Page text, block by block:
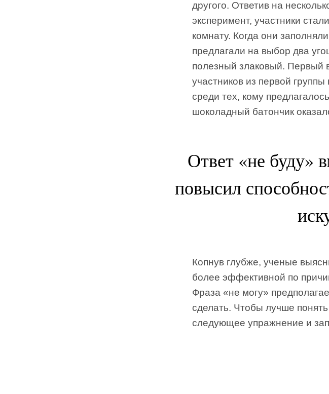
другого. Ответив на
эксперимент, участники
комнату. Когда они
предлагали на выбор два
полезный злаковый. Первый
участников из первой
среди тех, кому
шоколадный батончик
Ответ «не буду»
повысил
Копнув глубже, ученые
более эффективной по
Фраза «не могу»
сделать. Чтобы лучше
следующее упражнение и